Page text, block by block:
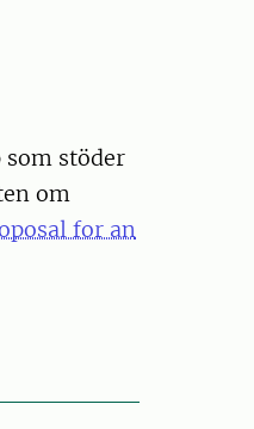
som stöder
om
for an